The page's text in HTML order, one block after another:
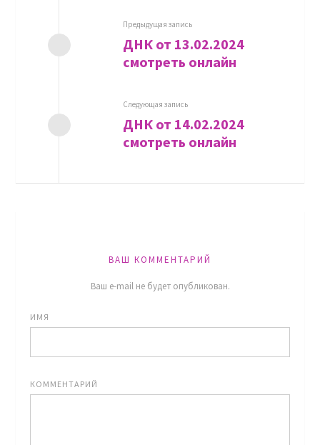
Предыдущая запись
ДНК от 13.02.2024
смотреть онлайн
Следующая запись
ДНК от 14.02.2024
смотреть онлайн
ВАШ КОММЕНТАРИЙ
Ваш e-mail не будет опубликован.
ИМЯ
КОММЕНТАРИЙ